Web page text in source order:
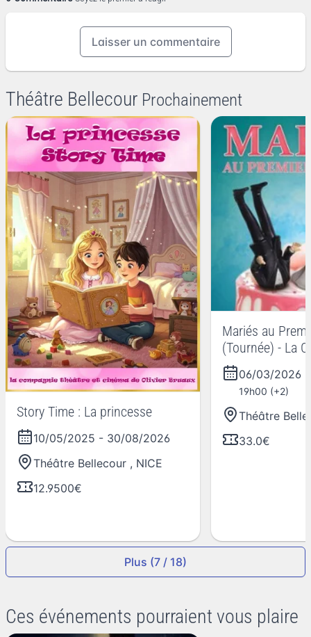
Laisser un commentaire
Théâtre Bellecour Prochainement
Story Time : La princesse
10/05/2025 - 30/08/2026
Théâtre Bellecour , NICE
12.9500€
Mariés au
(Tournée) - La
Julien Sigalas
06/03/2026
19h00 (+2)
Théâtre
33.0€
Plus (7 / 18)
Ces événements pourraient vous plaire